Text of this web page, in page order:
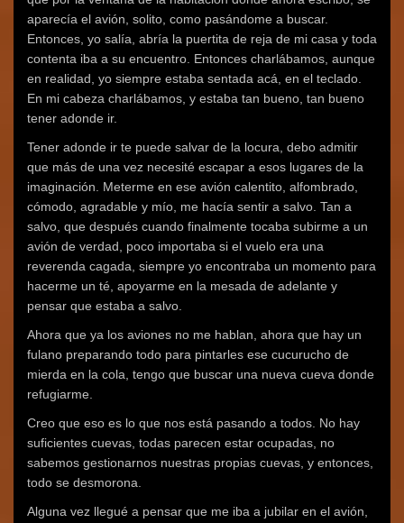
aparecía el avión, solito, como pasándome a buscar.
Entonces, yo salía, abría la puertita de reja de mi casa y toda
contenta iba a su encuentro. Entonces charlábamos, aunque
en realidad, yo siempre estaba sentada acá, en el teclado.
En mi cabeza charlábamos, y estaba tan bueno, tan bueno
tener adonde ir.
Tener adonde ir te puede salvar de la locura, debo admitir
que más de una vez necesité escapar a esos lugares de la
imaginación. Meterme en ese avión calentito, alfombrado,
cómodo, agradable y mío, me hacía sentir a salvo. Tan a
salvo, que después cuando finalmente tocaba subirme a un
avión de verdad, poco importaba si el vuelo era una
reverenda cagada, siempre yo encontraba un momento para
hacerme un té, apoyarme en la mesada de adelante y
pensar que estaba a salvo.
Ahora que ya los aviones no me hablan, ahora que hay un
fulano preparando todo para pintarles ese cucurucho de
mierda en la cola, tengo que buscar una nueva cueva donde
refugiarme.
Creo que eso es lo que nos está pasando a todos. No hay
suficientes cuevas, todas parecen estar ocupadas, no
sabemos gestionarnos nuestras propias cuevas, y entonces,
todo se desmorona.
Alguna vez llegué a pensar que me iba a jubilar en el avión,